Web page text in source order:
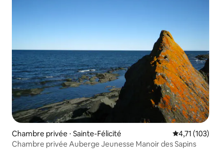
Chambre privée ⋅ Sainte-Félicité Évaluation
4,71 (103)
Chambre privée Auberge Jeunesse Manoir des Sapins